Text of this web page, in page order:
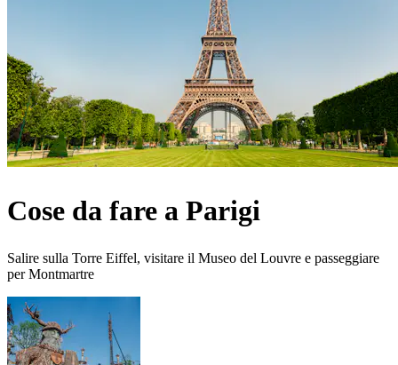
Cose da fare a Parigi
Salire sulla Torre Eiffel, visitare il Museo del Louvre e passeggiare
per Montmartre